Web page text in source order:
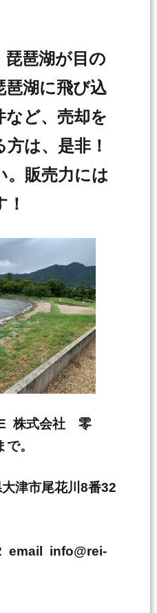
琵琶湖が目の
琶湖に飛び込
など、売却を
は、是非！
。販売力には
株式会社 零
。
津市尾花川8番32
email info@rei-